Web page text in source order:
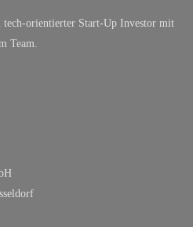
orientierter Start-Up Investor mit
Team.